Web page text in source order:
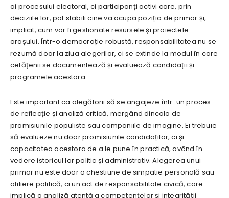
ai procesului electoral, ci participanți activi care, prin
deciziile lor, pot stabili cine va ocupa poziția de primar și,
implicit, cum vor fi gestionate resursele și proiectele
orașului. Într-o democrație robustă, responsabilitatea nu se
rezumă doar la ziua alegerilor, ci se extinde la modul în care
cetățenii se documentează și evaluează candidații și
programele acestora.
Este important ca alegătorii să se angajeze într-un proces
de reflecție și analiză critică, mergând dincolo de
promisiunile populiste sau campaniile de imagine. Ei trebuie
să evalueze nu doar promisiunile candidaților, ci și
capacitatea acestora de a le pune în practică, având în
vedere istoricul lor politic și administrativ. Alegerea unui
primar nu este doar o chestiune de simpatie personală sau
afiliere politică, ci un act de responsabilitate civică, care
implică o analiză atentă a competențelor și integrității